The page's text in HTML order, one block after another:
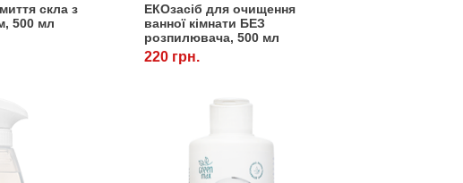
скла з
500 мл
ЕКОзасіб для очищення
ванної кімнати БЕЗ
розпилювача, 500 мл
220 грн.